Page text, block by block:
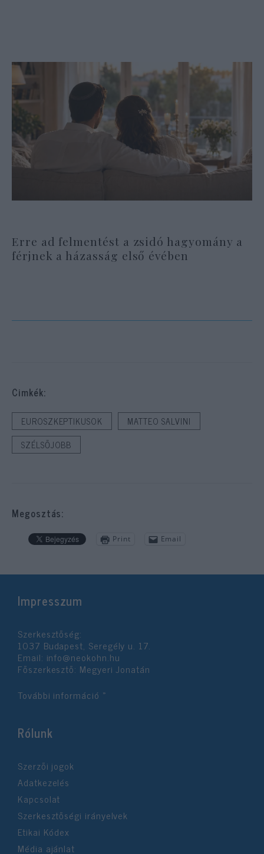
Erre ad felmentést a zsidó hagyomány a
férjnek a házasság első évében
Cimkék:
EUROSZKEPTIKUSOK
MATTEO SALVINI
SZÉLSŐJOBB
Megosztás:
Print Email
Impresszum
Szerkesztőség:
1037 Budapest, Seregély u. 17.
Email: info@neokohn.hu
Főszerkesztő: Megyeri Jonatán
További információ »
Rólunk
Szerzői jogok
Adatkezelés
Kapcsolat
Szerkesztőségi irányelvek
Etikai Kódex
Média ajánlat